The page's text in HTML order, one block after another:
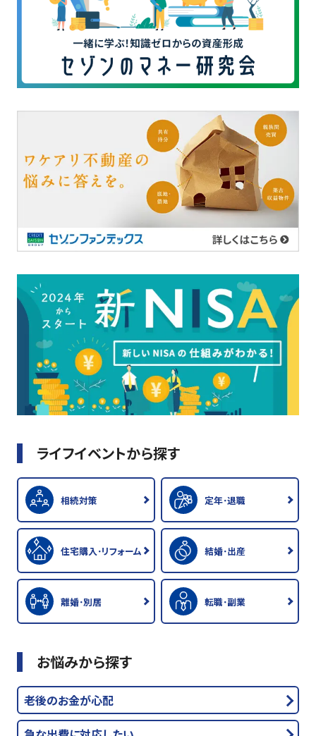
ライフイベントから探す
相続対策 定年･退職
住宅購入･リフォーム 結婚･出産
離婚･別居 転職･副業
お悩みから探す
老後のお金が心配